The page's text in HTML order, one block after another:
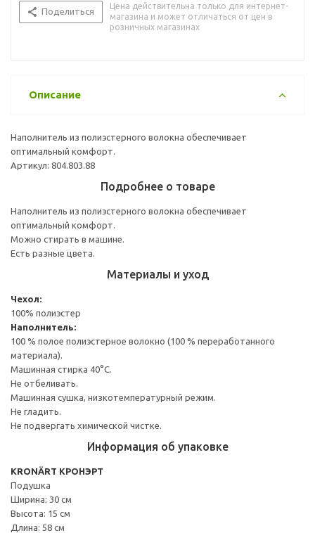
Поделиться
Цена действительна только для интернет-
магазина и может отличаться от цен в
розничных магазинах
Описание
Наполнитель из полиэстерного волокна обеспечивает
оптимальный комфорт.
Артикул: 804.803.88
Подробнее о товаре
Наполнитель из полиэстерного волокна обеспечивает
оптимальный комфорт.
Можно стирать в машине.
Есть разные цвета.
Материалы и уход
Чехол:
100% полиэстер
Наполнитель:
100 % полое полиэстерное волокно (100 % переработанного
материала).
Машинная стирка 40°С.
Не отбеливать.
Машинная сушка, низкотемпературный режим.
Не гладить.
Не подвергать химической чистке.
Информация об упаковке
KRONÄRT КРОНЭРТ
Подушка
Ширина: 30 см
Высота: 15 см
Длина: 58 см